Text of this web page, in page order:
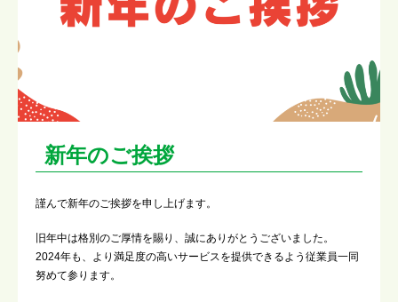
新年のご挨拶
謹んで新年のご挨拶を申し上げます。
旧年中は格別のご厚情を賜り、誠にありがとうございました。
2024年も、より満足度の高いサービスを提供できるよう従業員一同
努めて参ります。